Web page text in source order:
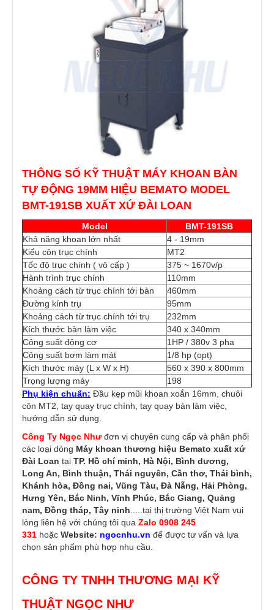
​THÔNG SỐ KỸ THUẬT MÁY KHOAN BÀN
TỰ ĐỘNG 19MM HIỆU BEMATO MODEL
BMT-191SB XUẤT XỨ ĐÀI LOAN
Model
BMT-191SB
Khả năng khoan lớn nhất
4 - 19mm
Kiểu côn trục chính
MT2
Tốc độ trục chính ( vô cấp )
375 ~ 1670v/p
Hành trình trục chính
110mm
Khoảng cách từ trục chính tới bàn
460mm
Đường kính trụ
95mm
Khoảng cách từ trục chính tới trụ
232mm
Kích thước bàn làm việc
340 x 340mm
Công suất động cơ
1HP / 380v 3 pha
Công suất bơm làm mát
1/8 hp (opt)
Kích thước máy (L x W x H)
560 x 390 x 800mm
Trọng lượng máy
198
Phụ kiện chuẩn: Đầu kẹp mũi khoan xoắn 16mm, chuôi
côn MT2, tay quay trục chính, tay quay bàn làm việc,
hướng dẫn sử dụng.
Công Ty Ngọc Nhưđơn vị chuyên cung cấp và phân phối
các loại dòng Máy khoan thương hiệu Bemato xuất xứ
Đài Loan tại TP. Hồ chí minh, Hà Nội, Bình dương,
Long An, Bình thuận, Thái nguyên, Cần thơ, Thái bình,
Khánh hòa, Đồng nai, Vũng Tàu, Đà Nẵng, Hải Phòng,
Hưng Yên, Bắc Ninh, Vĩnh Phúc, Bắc Giang, Quảng
nam, Đồng tháp, Tây ninh .....tại thị trường Việt Nam vui
lòng liên hệ với chúng tôi qua Zalo 0908 245
331 hoặc Website: ngocnhu.vn để được tư vấn và lựa
chọn sản phẩm phù hợp nhu cầu.
CÔNG TY TNHH THƯƠNG MẠI KỸ
THUẬT NGỌC NHƯ